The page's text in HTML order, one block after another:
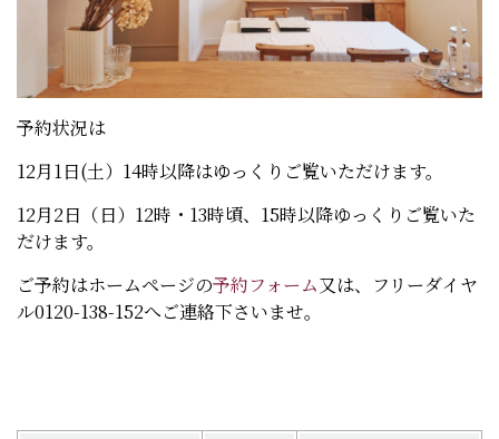
予約状況は
12月1日(土）14時以降はゆっくりご覧いただけます。
12月2日（日）12時・13時頃、15時以降ゆっくりご覧いた
だけます。
ご予約はホームページの予約フォーム又は、フリーダイヤ
ル0120-138-152へご連絡下さいませ。